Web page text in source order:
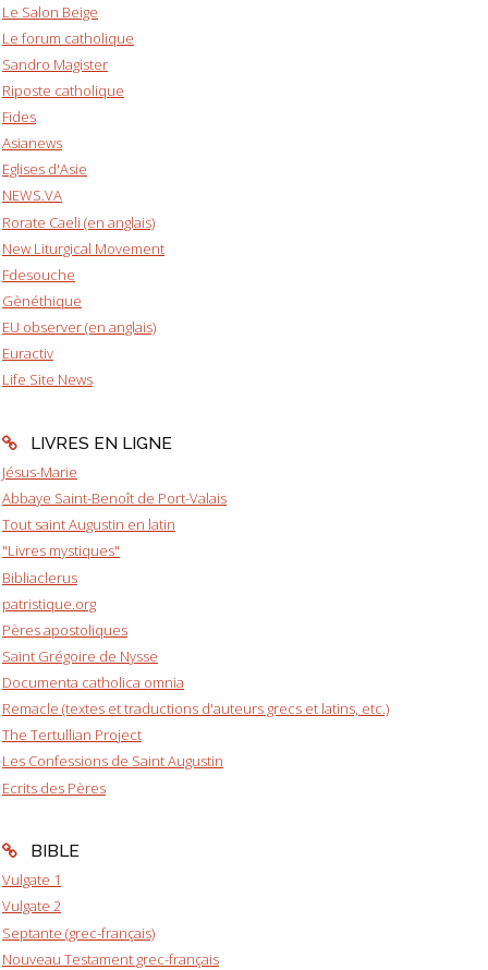
Le Salon Beige
Le forum catholique
Sandro Magister
Riposte catholique
Fides
Asianews
Eglises d'Asie
NEWS.VA
Rorate Caeli (en anglais)
New Liturgical Movement
Fdesouche
Gènéthique
EU observer (en anglais)
Euractiv
Life Site News
LIVRES EN LIGNE
Jésus-Marie
Abbaye Saint-Benoît de Port-Valais
Tout saint Augustin en latin
"Livres mystiques"
Bibliaclerus
patristique.org
Pères apostoliques
Saint Grégoire de Nysse
Documenta catholica omnia
Remacle (textes et traductions d'auteurs grecs et latins, etc.)
The Tertullian Project
Les Confessions de Saint Augustin
Ecrits des Pères
BIBLE
Vulgate 1
Vulgate 2
Septante (grec-français)
Nouveau Testament grec-français